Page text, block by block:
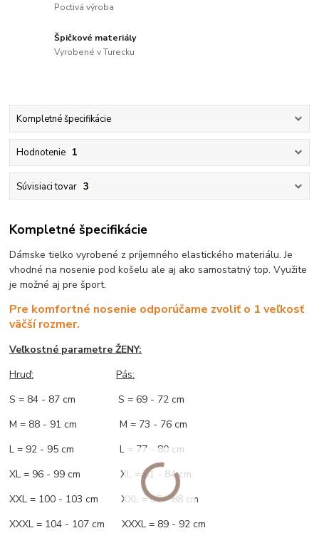
Poctivá výroba
Špičkové materiály
Vyrobené v Turecku
Kompletné špecifikácie
Hodnotenie 1
Súvisiaci tovar 3
Kompletné špecifikácie
Dámske tielko vyrobené z príjemného elastického materiálu. Je
vhodné na nosenie pod košelu ale aj ako samostatný top. Využite
je možné aj pre šport.
Pre komfortné nosenie odporúčame zvoliť o 1 veľkosť
väčší rozmer.
Veľkostné parametre ŽENY:
Hruď:
Pás:
S = 84 - 87 cm S = 69 - 72 cm
M = 88 - 91 cm M = 73 - 76 cm
L = 92 - 95 cm L = 77 - 80 cm
XL = 96 - 99 cm XL = 81 - 84 cm
XXL = 100 - 103 cm XXL = 85 - 88 cm
XXXL = 104 - 107 cm XXXL = 89 - 92 cm